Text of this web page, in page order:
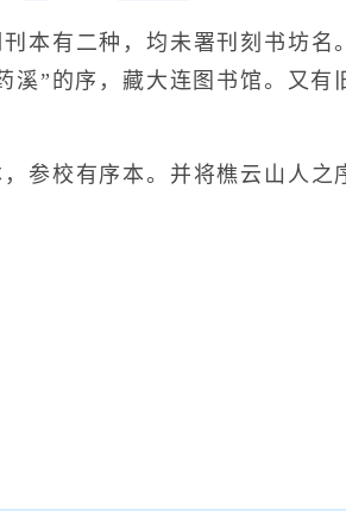
有二种，均未署刊刻书坊名
溪”的序，藏大连图书馆。又
校有序本。并将樵云山人之